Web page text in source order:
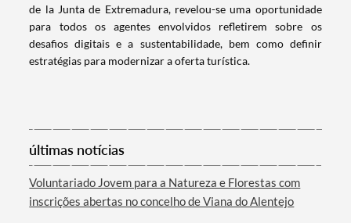
Categorias gerais
de la Junta de Extremadura, revelou-se uma oportunidade
para todos os agentes envolvidos refletirem sobre os
desafios digitais e a sustentabilidade, bem como definir
estratégias para modernizar a oferta turística.
últimas notícias
Voluntariado Jovem para a Natureza e Florestas com
inscrições abertas no concelho de Viana do Alentejo